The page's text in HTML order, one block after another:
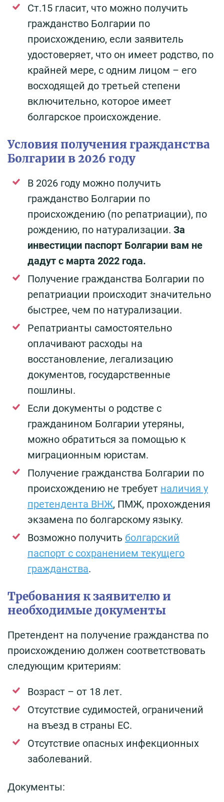
Ст.15 гласит, что можно получить
гражданство Болгарии по
происхождению, если заявитель
удостоверяет, что он имеет родство, по
крайней мере, с одним лицом – его
восходящей до третьей степени
включительно, которое имеет
болгарское происхождение.
Условия получения гражданства
Болгарии в 2026 году
В 2026 году можно получить
гражданство Болгарии по
происхождению (по репатриации), по
рождению, по натурализации. За
инвестиции паспорт Болгарии вам не
дадут с марта 2022 года.
Получение гражданства Болгарии по
репатриации происходит значительно
быстрее, чем по натурализации.
Репатрианты самостоятельно
оплачивают расходы на
восстановление, легализацию
документов, государственные
пошлины.
Если документы о родстве с
гражданином Болгарии утеряны,
можно обратиться за помощью к
миграционным юристам.
Получение гражданства Болгарии по
происхождению не требует наличия у
претендента ВНЖ, ПМЖ, прохождения
экзамена по болгарскому языку.
Возможно получить болгарский
паспорт с сохранением текущего
гражданства.
Требования к заявителю и
необходимые документы
Претендент на получение гражданства по
происхождению должен соответствовать
следующим критериям:
Возраст – от 18 лет.
Отсутствие судимостей, ограничений
на въезд в страны ЕС.
Отсутствие опасных инфекционных
заболеваний.
Документы: